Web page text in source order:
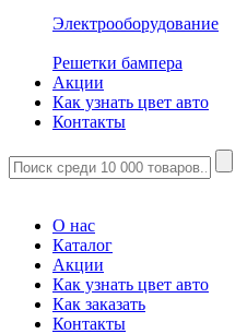
Электрооборудование
Решетки бампера
Акции
Как узнать цвет авто
Контакты
О нас
Каталог
Акции
Как узнать цвет авто
Как заказать
Контакты